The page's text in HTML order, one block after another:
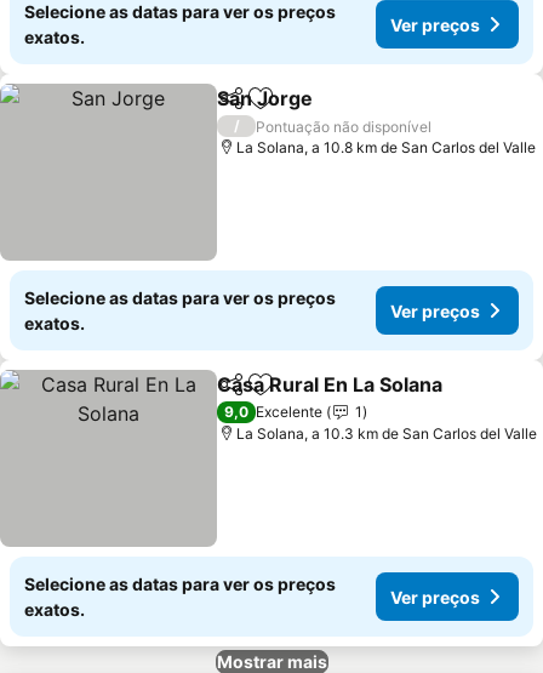
Selecione as datas para ver os preços
exatos.
Ver preços
PartilharAdicionar aos favoritos
San Jorge
/
Pontuação não disponível
La Solana, a 10.8 km de San Carlos del Valle
Selecione as datas para ver os preços
exatos.
Ver preços
PartilharAdicionar aos favoritos
Casa Rural En La Solana
9,0 Excelente
1
La Solana, a 10.3 km de San Carlos del Valle
Selecione as datas para ver os preços
exatos.
Ver preços
Mostrar mais